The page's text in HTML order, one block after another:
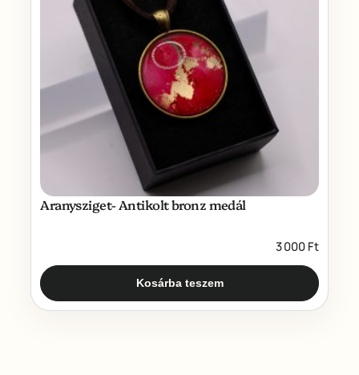
Aranysziget- Antikolt bronz medál
3 000 Ft
Kosárba teszem